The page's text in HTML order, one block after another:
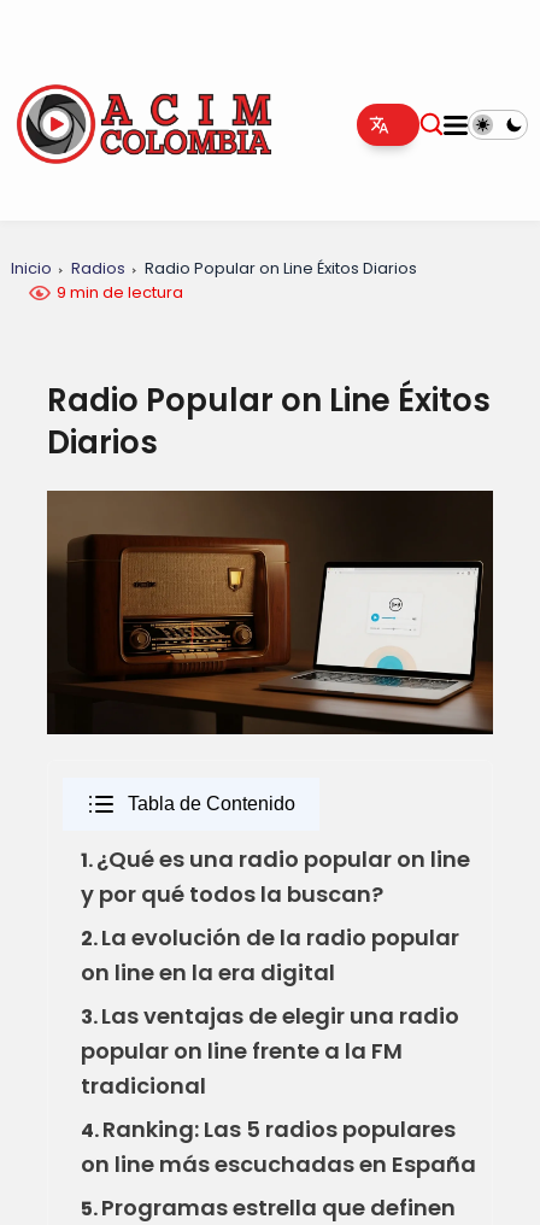
Inicio Radios
Radio Popular on Line Éxitos Diarios
9 min de lectura
Radio Popular on Line Éxitos
Diarios
Tabla de Contenido
1.¿Qué es una radio popular on line
y por qué todos la buscan?
2.La evolución de la radio popular
on line en la era digital
3.Las ventajas de elegir una radio
popular on line frente a la FM
tradicional
4.Ranking: Las 5 radios populares
on line más escuchadas en España
5.Programas estrella que definen